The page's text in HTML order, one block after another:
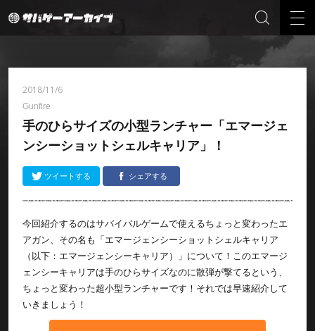
2018/11/6
Gunfire
手のひらサイズの小型ランチャー「エマージェ
ンシーショットシェルキャリア」！
ツイートする シェアする
今回紹介するのはサバイバルゲームで使えるちょっと変わったエ
アガン、その名も「エマージェンシーショットシェルキャリア
（以下：エマージェンシーキャリア）」について！このエマージ
ェンシーキャリアは手のひらサイズなのに散弾が撃てるという、
ちょっと変わった超小型ランチャーです！それでは早速紹介して
いきましょう！